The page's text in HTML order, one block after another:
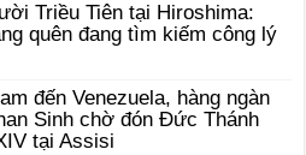
Triều Tiên tại Hiroshima:
quên đang tìm kiếm công lý
đến Venezuela, hàng ngàn
Sinh chờ đón Đức Thánh
tại Assisi